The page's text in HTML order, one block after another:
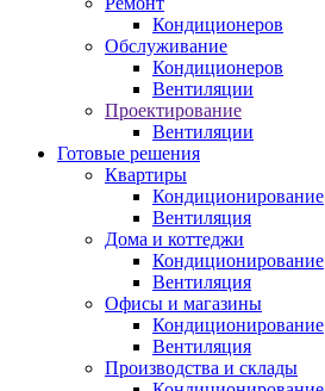
Кондиционеров
Обслуживание
Кондиционеров
Вентиляции
Проектирование
Вентиляции
Готовые решения
Квартиры
Кондиционирование
Вентиляция
Дома и коттеджи
Кондиционирование
Вентиляция
Офисы и магазины
Кондиционирование
Вентиляция
Производства и склады